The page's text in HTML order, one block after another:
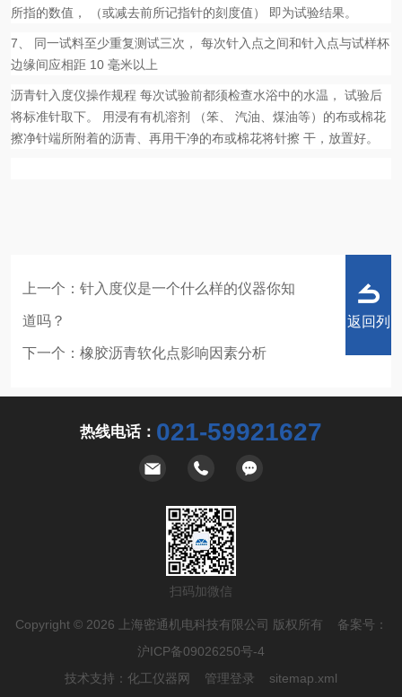
所指的数值， （或减去前所记指针的刻度值） 即为试验结果。
7 、 同一试料至少重复测试三次， 每次针入点之间和针入点与试样杯
边缘间应相距 10 毫米以上
沥青针入度仪操作规程 每次试验前都须检查水浴中的水温， 试验后
将标准针取下。 用浸有有机溶剂 （笨、 汽油、煤油等）的布或棉花
擦净针端所附着的沥青、再用干净的布或棉花将针擦 干，放置好。
上一个： 针入度仪是一个什么样的仪器你知
道吗？
下一个： 橡胶沥青软化点影响因素分析
返回列
热线电话： 021-59921627
扫码加微信
Copyright © 2026 上海密通机电科技有限公司 版权所有 备案号：
沪ICP备09026250号-4
技术支持： 化工仪器网 管理登录 sitemap.xml